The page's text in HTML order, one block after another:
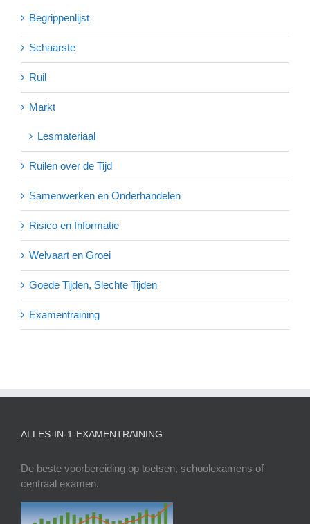
Begrippenlijst
Schaarste
Ruil
Markt
Lesmateriaal
Ruilen over de Tijd
Samenwerken en Onderhandelen
Risico en Informatie
Welvaart en Groei
Goede Tijden, Slechte Tijden
Examentraining
ALLES-IN-1-EXAMENTRAINING
De beste voorbereiding op toetsen, schoolexamens of
centraal examen.